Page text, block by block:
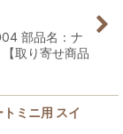
部品名：ナ
取り寄せ商品
ミニ用 スイ